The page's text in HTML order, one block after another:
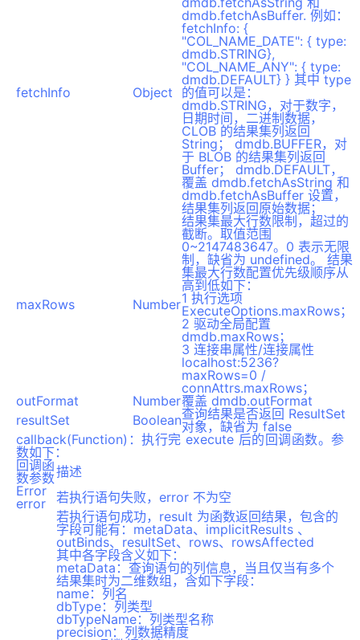
fetchInfo Object
dmdb.fetchAsBuffer. 例如：
fetchInfo: {
"COL_NAME_DATE": { type:
dmdb.STRING},
"COL_NAME_ANY": { type:
dmdb.DEFAULT} } 其中 type
的值可以是：
dmdb.STRING，对于数字，
日期时间，二进制数据，
CLOB 的结果集列返回
String； dmdb.BUFFER，对
于 BLOB 的结果集列返回
Buffer； dmdb.DEFAULT，
覆盖 dmdb.fetchAsString 和
dmdb.fetchAsBuffer 设置，
结果集列返回原始数据；
maxRows Number
结果集最大行数限制，超过的
截断。取值范围
0~2147483647。0 表示无限
制，缺省为 undefined。 结果
集最大行数配置优先级顺序从
高到低如下：
1 执行选项
ExecuteOptions.maxRows；
2 驱动全局配置
dmdb.maxRows；
3 连接串属性/连接属性
localhost:5236?
maxRows=0 /
connAttrs.maxRows；
outFormat
Number覆盖 dmdb.outFormat
resultSet
Boolean查询结果是否返回 ResultSet
对象，缺省为 false
callback(Function)：执行完 execute 后的回调函数。参
数如下：
回调函
数参数描述
Error
error
若执行语句失败，error 不为空
若执行语句成功，result 为函数返回结果，包含的
字段可能有：metaData、implicitResults 、
outBinds、resultSet、rows、rowsAffected
其中各字段含义如下：
metaData：查询语句的列信息，当且仅当有多个
结果集时为二维数组，含如下字段：
name：列名
dbType：列类型
dbTypeName：列类型名称
precision：列数据精度